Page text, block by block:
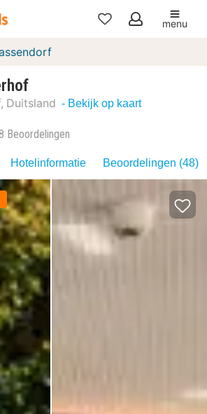
Mijn
menu
Duitsland - Bekijk op kaart
Beoordelingen
Hotelinformatie Beoordelingen (48)